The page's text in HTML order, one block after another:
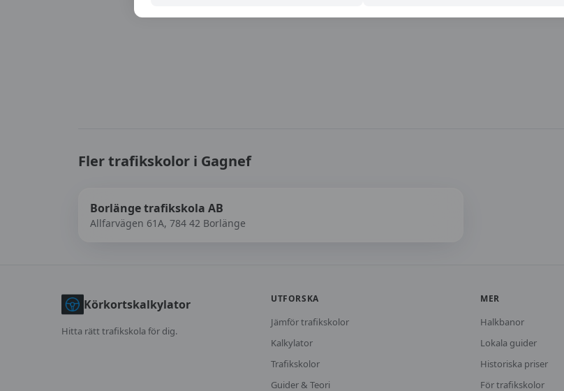
Fler trafikskolor i Gagnef
Borlänge trafikskola AB
Allfarvägen 61A, 784 42 Borlänge
Körkortskalkylator
Hitta rätt trafikskola för dig.
UTFORSKA
Jämför trafikskolor
Kalkylator
Trafikskolor
Guider & Teori
MER
Halkbanor
Lokala guider
Historiska priser
För trafikskolor